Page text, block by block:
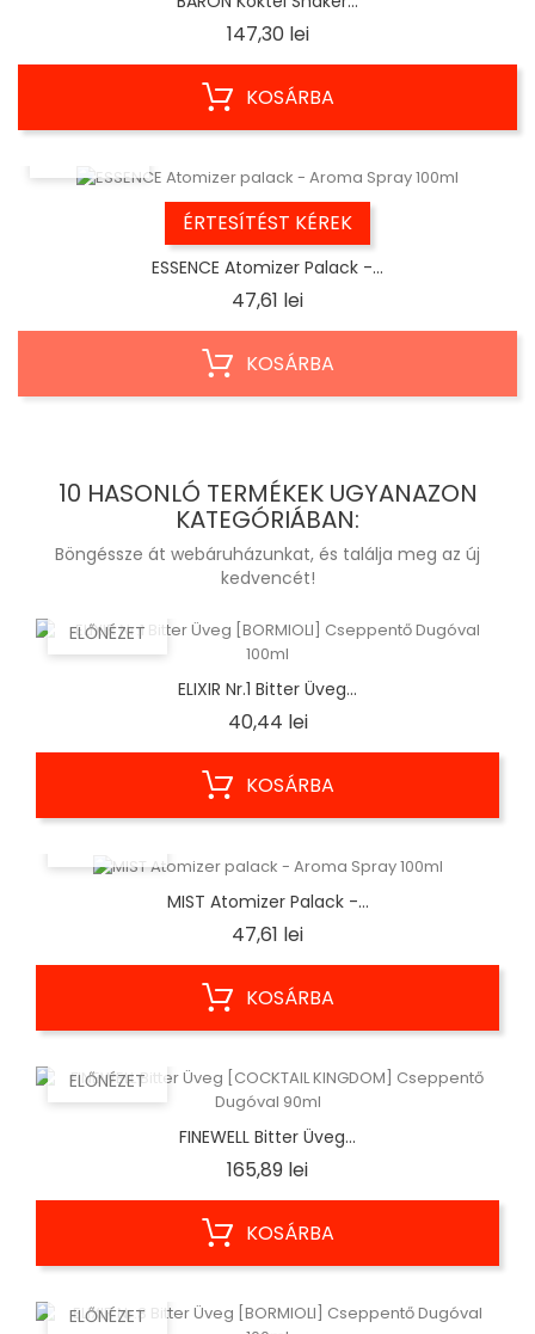
147,30 leiÁr
KOSÁRBA
ÉRTESÍTÉST KÉREK
ESSENCE Atomizer Palack -...
47,61 leiÁr
KOSÁRBA
10 HASONLÓ TERMÉKEK UGYANAZON
KATEGÓRIÁBAN:
Böngéssze át webáruházunkat, és találja meg az új
kedvencét!
ELŐNÉZET
ELIXIR Nr.1 Bitter Üveg...
40,44 leiÁr
KOSÁRBA
MIST Atomizer Palack -...
47,61 leiÁr
KOSÁRBA
ELŐNÉZET
FINEWELL Bitter Üveg...
165,89 leiÁr
KOSÁRBA
ELŐNÉZET